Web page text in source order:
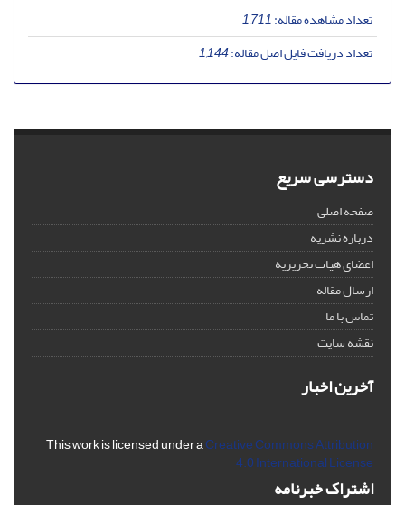
تعداد مشاهده مقاله:1,711
تعداد دریافت فایل اصل مقاله:1,144
دسترسی سریع
صفحه اصلی
درباره نشریه
اعضای هیات تحریریه
ارسال مقاله
تماس با ما
نقشه سایت
آخرین اخبار
This work is licensed under aCreative Commons Attribution
4.0 International License
اشتراک خبرنامه